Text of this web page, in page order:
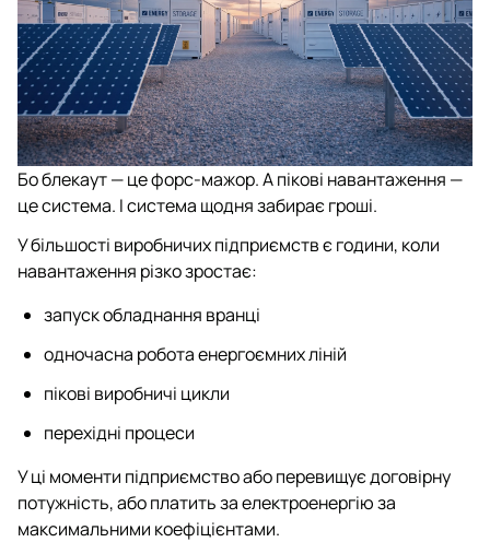
Бо блекаут — це форс-мажор. А пікові навантаження —
це система. І система щодня забирає гроші.
У більшості виробничих підприємств є години, коли
навантаження різко зростає:
запуск обладнання вранці
одночасна робота енергоємних ліній
пікові виробничі цикли
перехідні процеси
У ці моменти підприємство або перевищує договірну
потужність, або платить за електроенергію за
максимальними коефіцієнтами.